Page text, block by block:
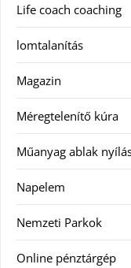
Life coach coaching
lomtalanítás
Magazin
Méregtelenítő kúra
Műanyag ablak
Napelem
Nemzeti Parkok
Online pénztárgép